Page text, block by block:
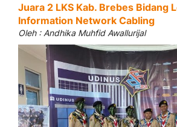
Juara 2 LKS Kab. Brebes Bidang
Information Network Cabling
Oleh : Andhika Muhfid Awallurijal